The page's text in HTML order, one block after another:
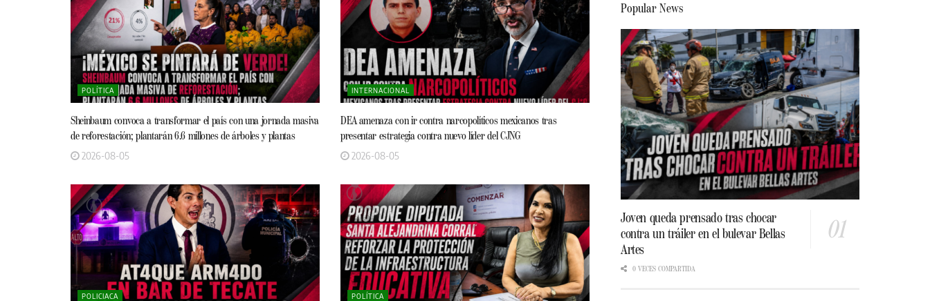
POLÍTICA
Sheinbaum convoca a transformar el país con una jornada masiva
de reforestación; plantarán 6.6 millones de árboles y plantas
2026-08-05
INTERNACIONAL
DEA amenaza con ir contra narcopolíticos mexicanos tras
presentar estrategia contra nuevo líder del CJNG
2026-08-05
POLICIACA POLÍTICA
Popular News
Joven queda prensado tras chocar
contra un tráiler en el bulevar Bellas
Artes
0 VECES COMPARTIDA